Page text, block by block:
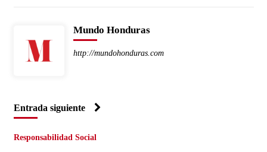
Mundo Honduras
http://mundohonduras.com
Entrada siguiente
Responsabilidad Social